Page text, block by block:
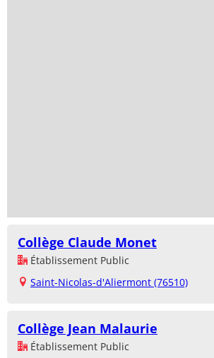
Collège Claude Monet
Établissement Public
Saint-Nicolas-d'Aliermont (76510)
Collège Jean Malaurie
Établissement Public